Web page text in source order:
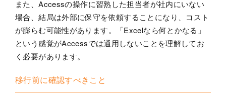
また、Accessの操作に習熟した担当者が社内にいない
場合、結局は外部に保守を依頼することになり、コスト
が膨らむ可能性があります。「Excelなら何とかなる」
という感覚がAccessでは通用しないことを理解してお
く必要があります。
移行前に確認すべきこと